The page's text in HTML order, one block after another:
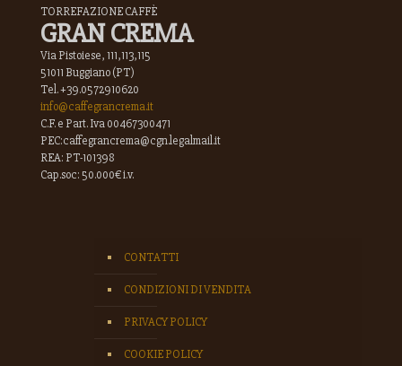
TORREFAZIONE CAFFÈ
GRAN CREMA
Via Pistoiese, 111,113,115
51011 Buggiano (PT)
Tel. +39.0572910620
info@caffegrancrema.it
C.F. e Part. Iva 00467300471
PEC:caffegrancrema@cgn.legalmail.it
REA: PT-101398
Cap.soc: 50.000€ i.v.
CONTATTI
CONDIZIONI DI VENDITA
PRIVACY POLICY
COOKIE POLICY